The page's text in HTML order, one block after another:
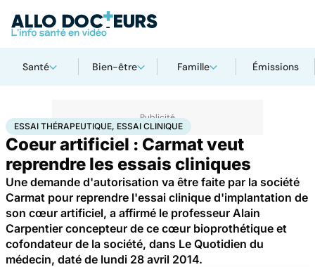
Santé Bien-être Famille Émissions
AccueilSantéEssai thérapeutique, essai clinique
ESSAI THÉRAPEUTIQUE, ESSAI CLINIQUE
Coeur artificiel : Carmat veut
reprendre les essais cliniques
Une demande d'autorisation va être faite par la société
Carmat pour reprendre l'essai clinique d'implantation de
son cœur artificiel, a affirmé le professeur Alain
Carpentier concepteur de ce cœur bioprothétique et
cofondateur de la société, dans Le Quotidien du
médecin, daté de lundi 28 avril 2014.